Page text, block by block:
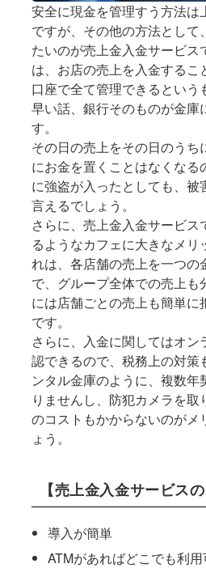
安全に現金を管理すう方法は
ですが、その他の方法として
たいのが売上金入金サービス
は、お店の売上を入金するこ
口座で全て管理できるという
早い話、銀行そのものが金庫
す。
その日の売上をその日のうち
にお金を置くことはなくなる
に強盗が入ったとしても、被
言えるでしょう。
さらに、売上金入金サービス
るようなカフェに大きなメリ
れは、各店舗の売上を一つの
で、グループ全体での売上も
には店舗ごとの売上も簡単に
です。
さらに、入金に関してはオン
認できるので、税務上の対策
ンタル金庫のように、複数年
りませんし、防犯カメラを
のコストもかからないのがメ
ょう。
【売上金入金サービス
導入が簡単
ATMがあればどこでも利